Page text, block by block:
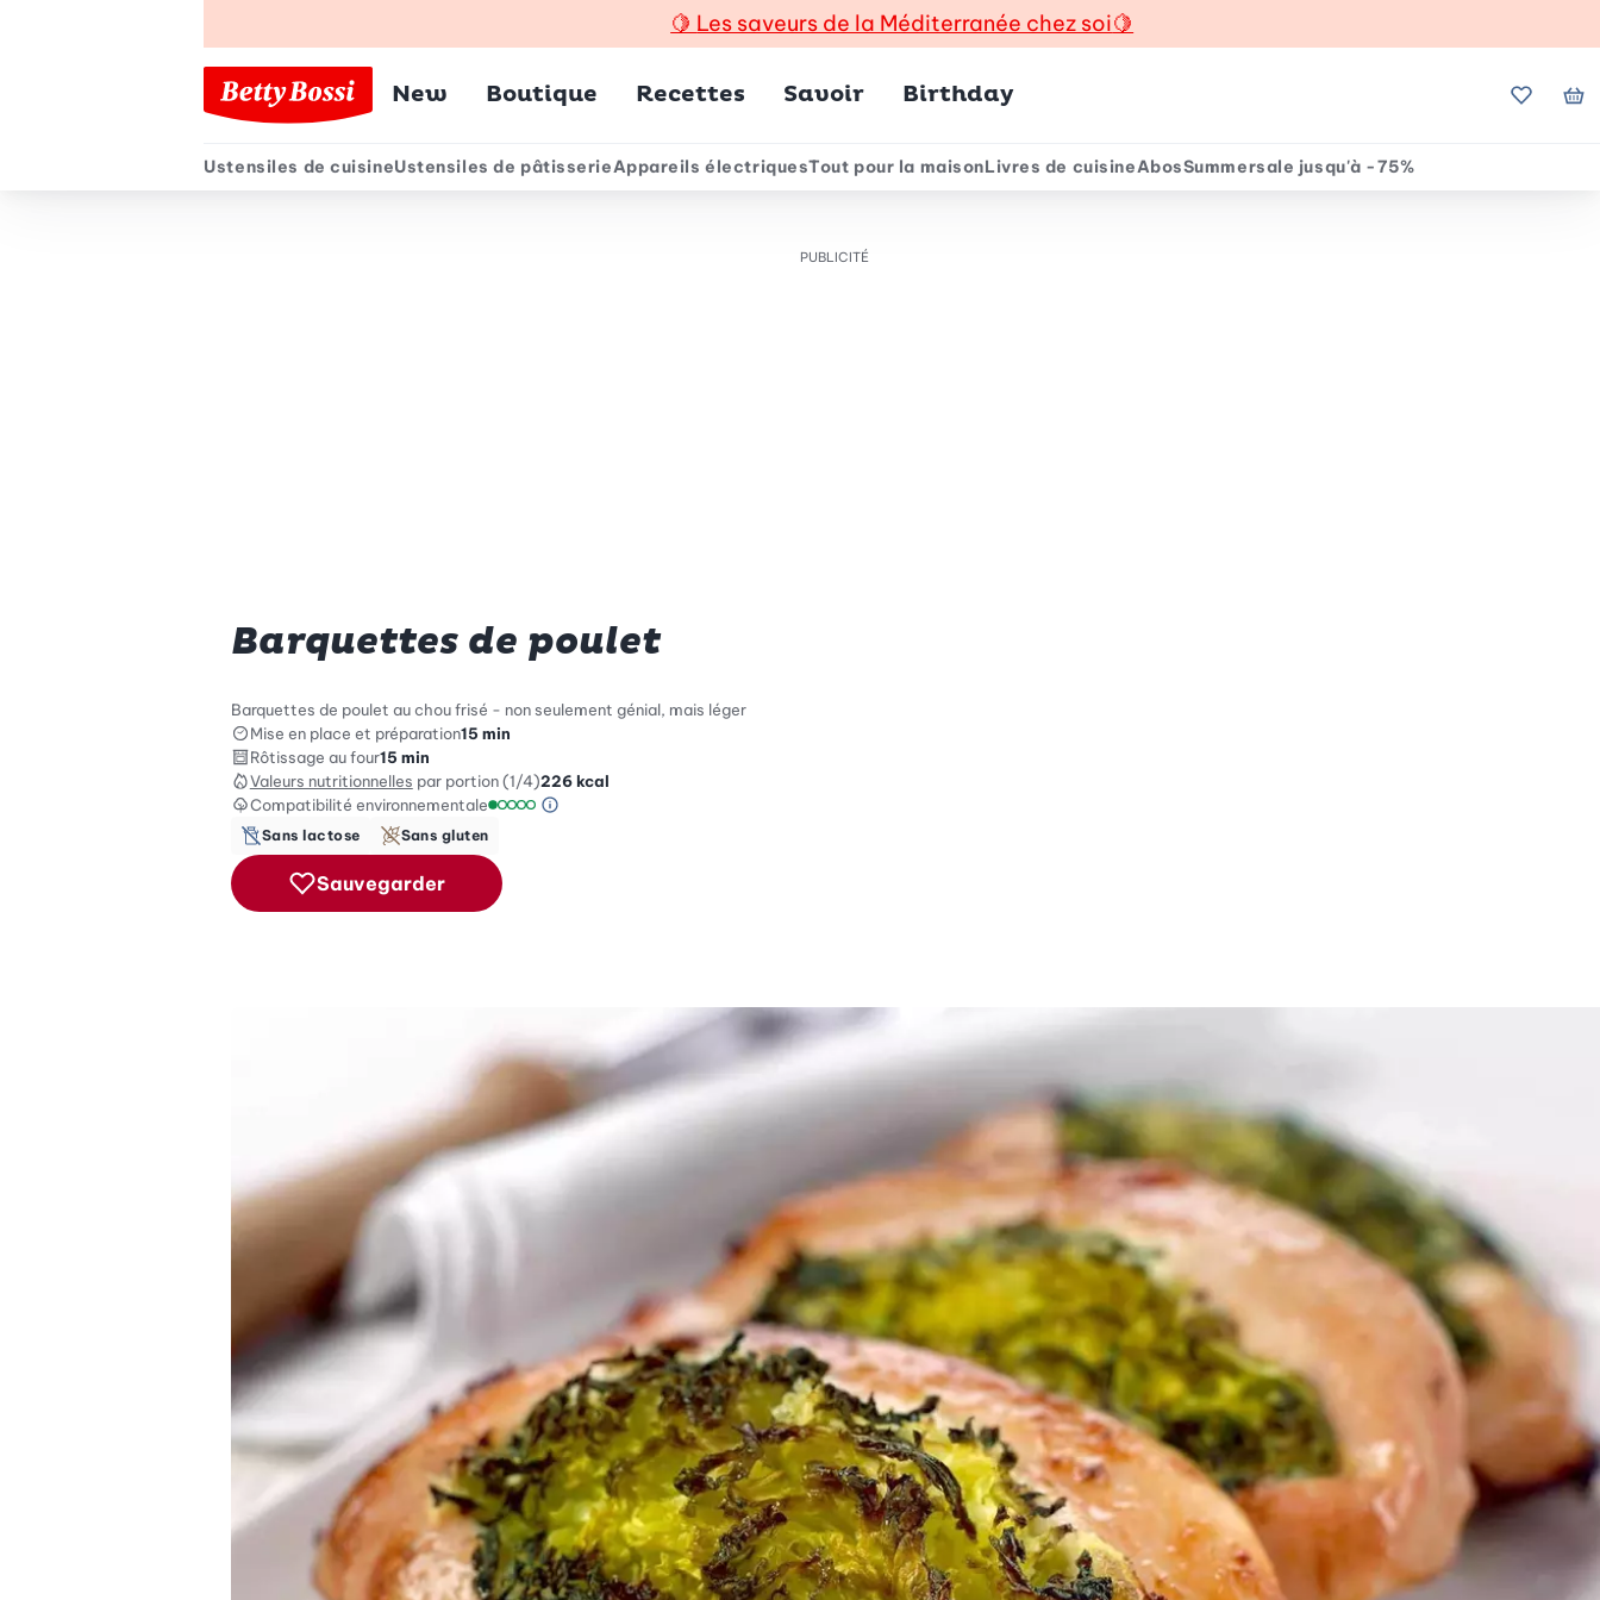
🍋 Les saveurs de la Méditerranée chez soi🍋
Menu principal
New Boutique Recettes Savoir Birthday Mes
Menu secondaire
Ustensiles de cuisineUstensiles de pâtisserieAppareils électriquesTout pour la maisonLivres de cuisineAbosSummersale jusqu'à -75%
PUBLICITÉ
Barquettes de poulet
Barquettes de poulet au chou frisé - non seulement génial, mais léger
Mise en place et préparation15 min
Rôtissage au four15 min
Valeurs nutritionnelles par portion (1/4)226 kcal
Compatibilité environnementale
Information sur l’échelle Green Betty
Sans lactose Sans gluten
Sauvegarder